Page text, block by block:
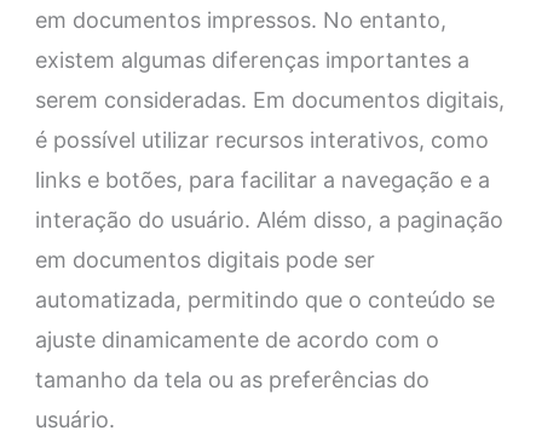
em documentos impressos. No entanto,
existem algumas diferenças importantes a
serem consideradas. Em documentos digitais,
é possível utilizar recursos interativos, como
links e botões, para facilitar a navegação e a
interação do usuário. Além disso, a paginação
em documentos digitais pode ser
automatizada, permitindo que o conteúdo se
ajuste dinamicamente de acordo com o
tamanho da tela ou as preferências do
usuário.